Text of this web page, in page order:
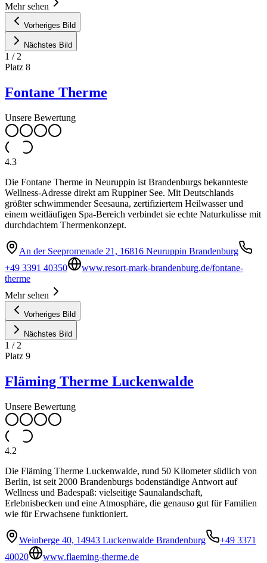
Mehr sehen
Vorheriges Bild
Nächstes Bild
1 / 2
Platz 8
Fontane Therme
Unsere Bewertung
4.3
Die Fontane Therme in Neuruppin ist Brandenburgs bekannteste
Wellness-Adresse direkt am Ruppiner See. Mit Deutschlands
größter schwimmender Seesauna, zertifiziertem Heilwasser und
einem weitläufigen Spa-Bereich verbindet sie echte Naturkulisse mit
durchdachtem Thermenkonzept.
An der Seepromenade 21, 16816 Neuruppin Brandenburg
+49 3391 40350
www.resort-mark-brandenburg.de/fontane-
therme
Mehr sehen
Vorheriges Bild
Nächstes Bild
1 / 2
Platz 9
Fläming Therme Luckenwalde
Unsere Bewertung
4.2
Die Fläming Therme Luckenwalde, rund 50 Kilometer südlich von
Berlin, ist seit 2000 Brandenburgs bodenständige Antwort auf
Wellness und Badespaß: vielseitige Saunalandschaft,
Erlebnisbecken und eine Atmosphäre, die genauso gut für Familien
wie für Erwachsene funktioniert.
Weinberge 40, 14943 Luckenwalde Brandenburg
+49 3371
40020
www.flaeming-therme.de